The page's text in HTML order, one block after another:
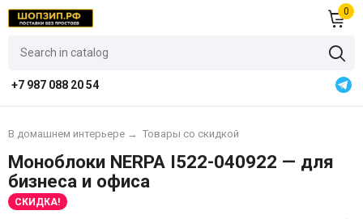
0
+7 987 088 20 54
В домашнем интерьере → Товары со скидкой
Моноблоки NERPA I522-040922 — для
бизнеса и офиса
СКИДКА!